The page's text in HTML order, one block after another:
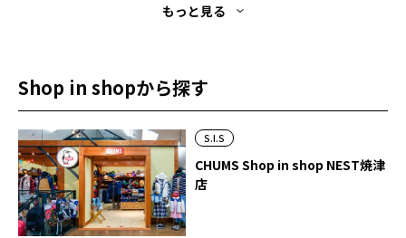
もっと見る
Shop in shopから探す
S.I.S
CHUMS Shop in shop NEST焼津
店